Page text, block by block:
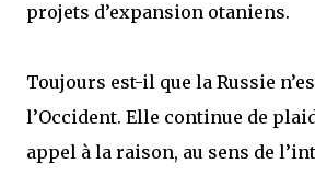
projets d’expansion otaniens.
Toujours est-il que la Russie
l’Occident. Elle continue de
appel à la raison, au sens de